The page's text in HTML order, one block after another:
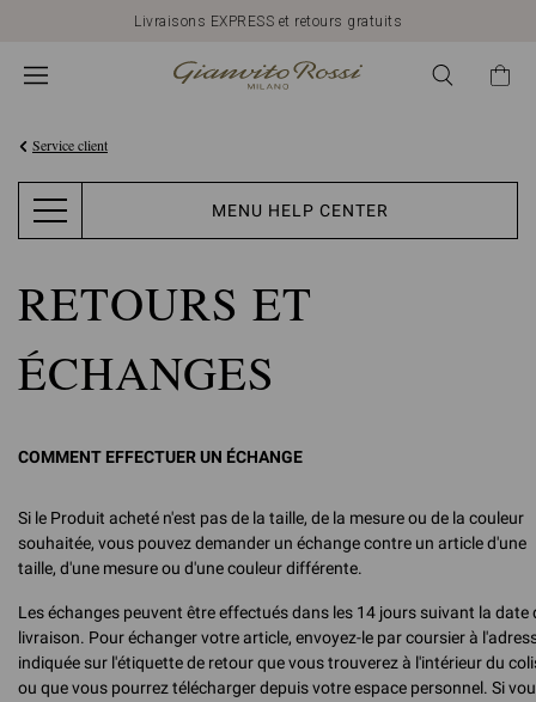
Livraisons EXPRESS et retours gratuits
Service client
MENU HELP CENTER
RETOURS ET
ÉCHANGES
COMMENT EFFECTUER UN ÉCHANGE
Si le Produit acheté n'est pas de la taille, de la mesure ou de la couleur
souhaitée, vous pouvez demander un échange contre un article d'une
taille, d'une mesure ou d'une couleur différente.
Les échanges peuvent être effectués dans les 14 jours suivant la date
livraison. Pour échanger votre article, envoyez-le par coursier à
indiquée sur l'étiquette de retour que vous trouverez à l'intérieur du
ou que vous pourrez télécharger depuis votre espace personnel. Si